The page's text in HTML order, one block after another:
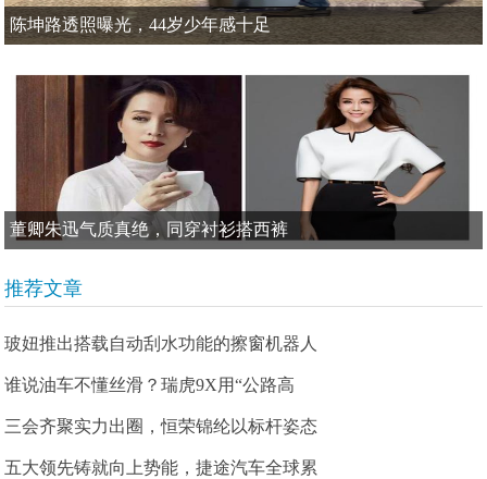
陈坤路透照曝光，44岁少年感十足
董卿朱迅气质真绝，同穿衬衫搭西裤
推荐文章
玻妞推出搭载自动刮水功能的擦窗机器人
谁说油车不懂丝滑？瑞虎9X用“公路高
三会齐聚实力出圈，恒荣锦纶以标杆姿态
五大领先铸就向上势能，捷途汽车全球累